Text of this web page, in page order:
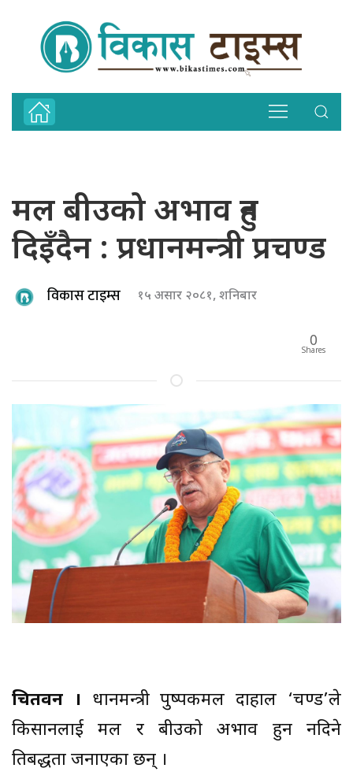
मल बीउको अभाव हुन
दिइँदैन : प्रधानमन्त्री प्रचण्ड
विकास टाइम्स १५ असार २०८१, शनिबार
0
Shares
चितवन । प्रधानमन्त्री पुष्पकमल दाहाल ‘प्रचण्ड’ले
किसानलाई मल र बीउको अभाव हुन नदिने
प्रतिबद्धता जनाएका छन् ।